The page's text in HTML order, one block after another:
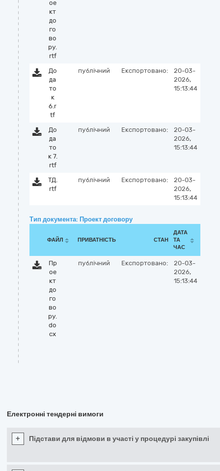
ое
кт
до
го
во
ру.
rtf
До
да
то
к
6.r
tf
публічний Експортовано:
20-03-
2026,
15:13:44
До
да
то
к 7.
rtf
публічний Експортовано:
20-03-
2026,
15:13:44
ТД.
rtf
публічний Експортовано:
20-03-
2026,
15:13:44
Тип документа: Проект договору
ФАЙЛ ПРИВАТНІСТЬ СТАН
ДАТА
ТА
ЧАС
Пр
ое
кт
до
го
во
ру.
do
cx
публічний Експортовано:
20-03-
2026,
15:13:44
Електронні тендерні вимоги
+ Підстави для відмови в участі у процедурі закупівлі